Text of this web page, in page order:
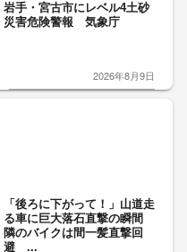
岩手・宮古市にレベル4土砂
災害危険警報 気象庁
2026年8月9日
「後ろに下がって！」山道走
る車に巨大落石直撃の瞬間
隣のバイクは間一髪直撃回
避 ...